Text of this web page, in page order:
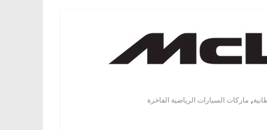
, ماركات السيارات الرياضية الفاخرة